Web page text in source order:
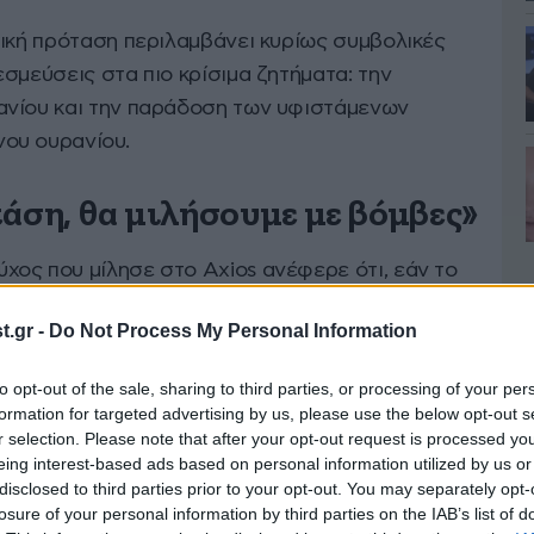
- Do Not Process My Personal Information
opt-out of the sale, sharing to third parties, or processing of your
for targeted advertising by us, please use the below opt-out
selection. Please note that after your opt-out request is processed
interest-based ads based on personal information utilized by us
to third parties prior to your opt-out. You may separately
of your personal information by third parties on the IAB’s list of
πρόταση περιλαμβάνει κυρίως συμβολικές
στα πιο κρίσιμα ζητήματα: την
και την παράδοση των υφιστάμενων
ουρανίου.
θα μιλήσουμε με βόμβες»
που μίλησε στο Axios ανέφερε ότι, εάν το
αναγκαστούν να συνεχίσουν τις
αυτή αποτυπώνει το βαρύ κλίμα
Τραμπ εμφανίζεται να θέλει συμφωνία, αλλά
στρατιωτικής δράσης.
να συγκαλέσει την Τρίτη σύσκεψη με την
Επιχειρήσεωντου Λευκού Οίκου,